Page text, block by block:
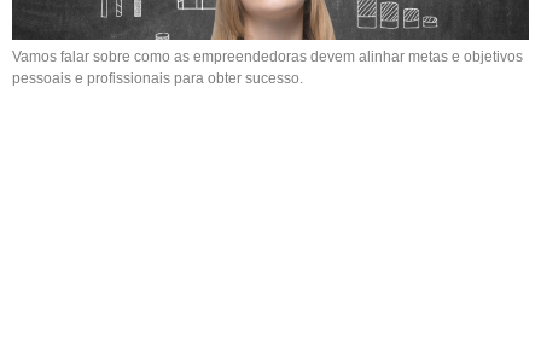
Vamos falar sobre como as empreendedoras devem alinhar metas e objetivos
pessoais e profissionais para obter sucesso.